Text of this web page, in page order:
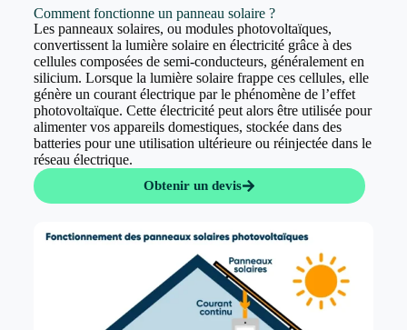
Comment fonctionne un panneau solaire ?
Les panneaux solaires, ou modules photovoltaïques,
convertissent la lumière solaire en électricité grâce à des
cellules composées de semi-conducteurs, généralement en
silicium. Lorsque la lumière solaire frappe ces cellules, elle
génère un courant électrique par le phénomène de l’effet
photovoltaïque. Cette électricité peut alors être utilisée pour
alimenter vos appareils domestiques, stockée dans des
batteries pour une utilisation ultérieure ou réinjectée dans le
réseau électrique.
Obtenir un devis